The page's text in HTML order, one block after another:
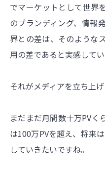
でマーケットとして世界
のブランディング、情報
界との差は、そのような
用の差であると実感してい
それがメディアを立ち上
まだまだ月間数十万PVく
は100万PVを超え、将来
していきたいですね。